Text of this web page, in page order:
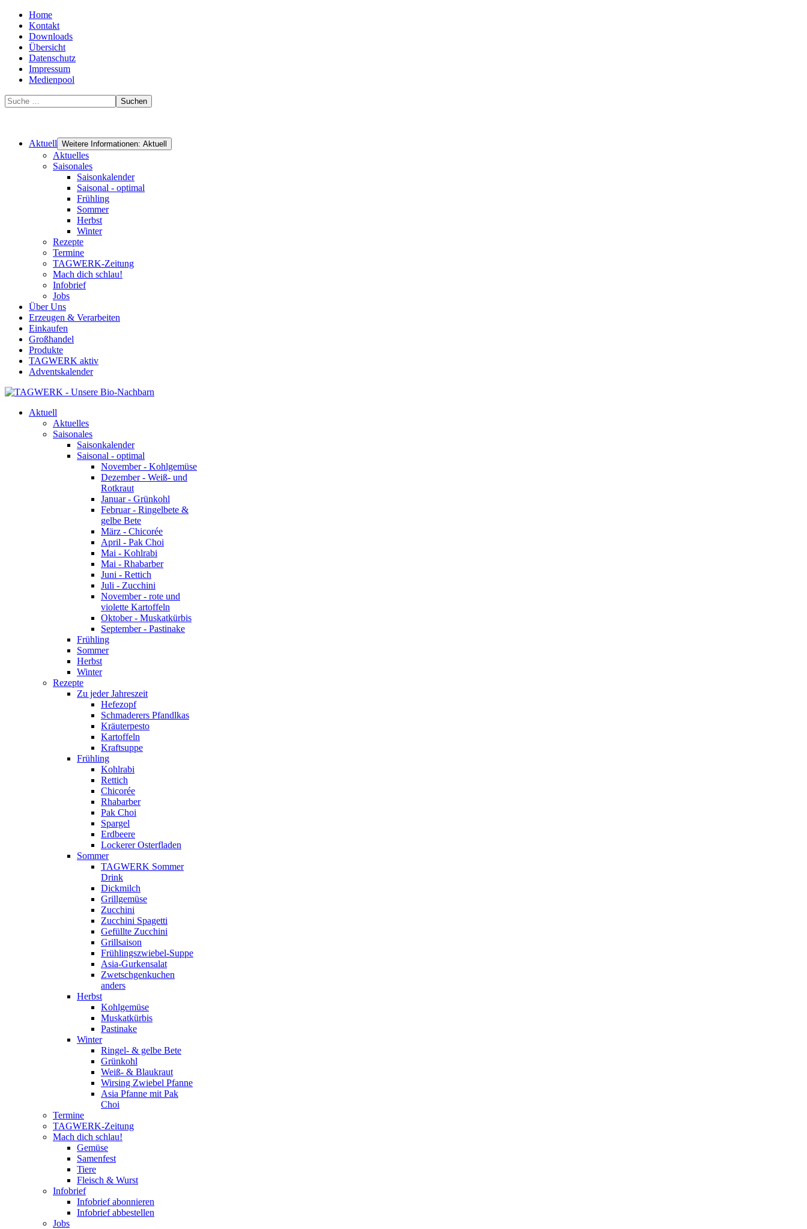
Home
Kontakt
Downloads
Übersicht
Datenschutz
Impressum
Medienpool
Suchen
Aktuell Weitere Informationen: Aktuell
Aktuelles
Saisonales
Saisonkalender
Saisonal - optimal
Frühling
Sommer
Herbst
Winter
Rezepte
Termine
TAGWERK-Zeitung
Mach dich schlau!
Infobrief
Jobs
Über Uns
Erzeugen & Verarbeiten
Einkaufen
Großhandel
Produkte
TAGWERK aktiv
Adventskalender
Aktuell
Aktuelles
Saisonales
Saisonkalender
Saisonal - optimal
November - Kohlgemüse
Dezember - Weiß- und
Rotkraut
Januar - Grünkohl
Februar - Ringelbete &
gelbe Bete
März - Chicorée
April - Pak Choi
Mai - Kohlrabi
Mai - Rhabarber
Juni - Rettich
Juli - Zucchini
November - rote und
violette Kartoffeln
Oktober - Muskatkürbis
September - Pastinake
Frühling
Sommer
Herbst
Winter
Rezepte
Zu jeder Jahreszeit
Hefezopf
Schmaderers Pfandlkas
Kräuterpesto
Kartoffeln
Kraftsuppe
Frühling
Kohlrabi
Rettich
Chicorée
Rhabarber
Pak Choi
Spargel
Erdbeere
Lockerer Osterfladen
Sommer
TAGWERK Sommer
Drink
Dickmilch
Grillgemüse
Zucchini
Zucchini Spagetti
Gefüllte Zucchini
Grillsaison
Frühlingszwiebel-Suppe
Asia-Gurkensalat
Zwetschgenkuchen
anders
Herbst
Kohlgemüse
Muskatkürbis
Pastinake
Winter
Ringel- & gelbe Bete
Grünkohl
Weiß- & Blaukraut
Wirsing Zwiebel Pfanne
Asia Pfanne mit Pak
Choi
Termine
TAGWERK-Zeitung
Mach dich schlau!
Gemüse
Samenfest
Tiere
Fleisch & Wurst
Infobrief
Infobrief abonnieren
Infobrief abbestellen
Jobs